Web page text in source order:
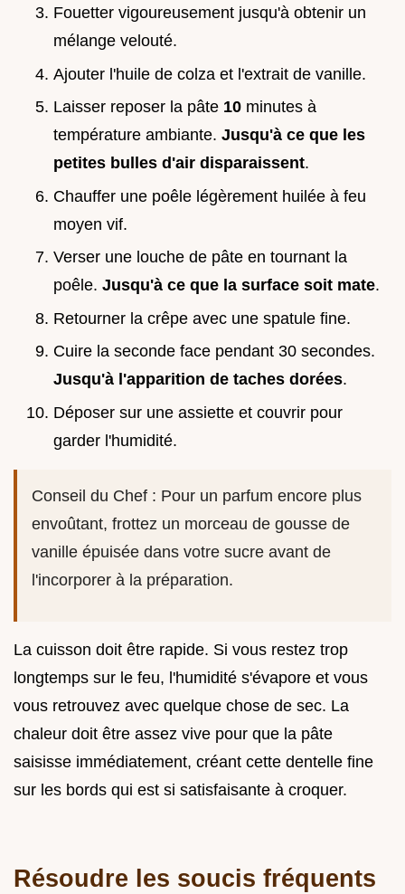
Fouetter vigoureusement jusqu'à obtenir un
mélange velouté.
Ajouter l'huile de colza et l'extrait de vanille.
Laisser reposer la pâte 10 minutes à
température ambiante. Jusqu'à ce que les
petites bulles d'air disparaissent.
Chauffer une poêle légèrement huilée à feu
moyen vif.
Verser une louche de pâte en tournant la
poêle. Jusqu'à ce que la surface soit mate.
Retourner la crêpe avec une spatule fine.
Cuire la seconde face pendant 30 secondes.
Jusqu'à l'apparition de taches dorées.
Déposer sur une assiette et couvrir pour
garder l'humidité.
Conseil du Chef : Pour un parfum encore plus
envoûtant, frottez un morceau de gousse de
vanille épuisée dans votre sucre avant de
l'incorporer à la préparation.
La cuisson doit être rapide. Si vous restez trop
longtemps sur le feu, l'humidité s'évapore et vous
vous retrouvez avec quelque chose de sec. La
chaleur doit être assez vive pour que la pâte
saisisse immédiatement, créant cette dentelle fine
sur les bords qui est si satisfaisante à croquer.
Résoudre les soucis fréquents